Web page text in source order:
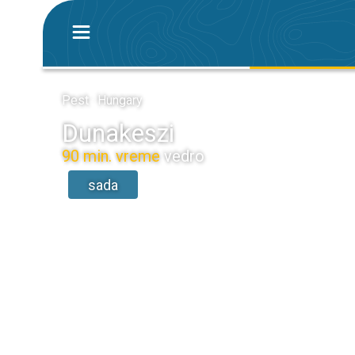
Pest · Hungary
Dunakeszi
90 min. vreme vedro
sada